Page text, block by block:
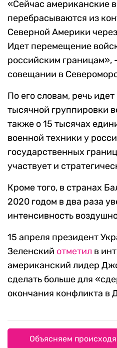
«Сейчас американские
перебрасываются из
Северной Америки
Идет перемещение
российским границам»,
совещании в
По его словам, речь
тысячной группировки
также о 15 тысячах
военной техники у
государственных
участвует и
Кроме того, в странах
2020 годом в два раза
интенсивность
15 апреля президент
Зеленский отметил в
американский лидер
сделать больше для
окончания конфликта в
Объясняем